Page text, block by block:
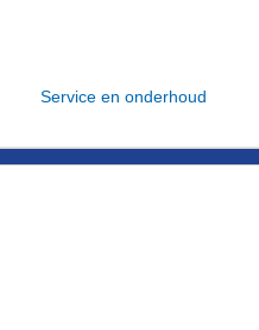
Service en onderhoud